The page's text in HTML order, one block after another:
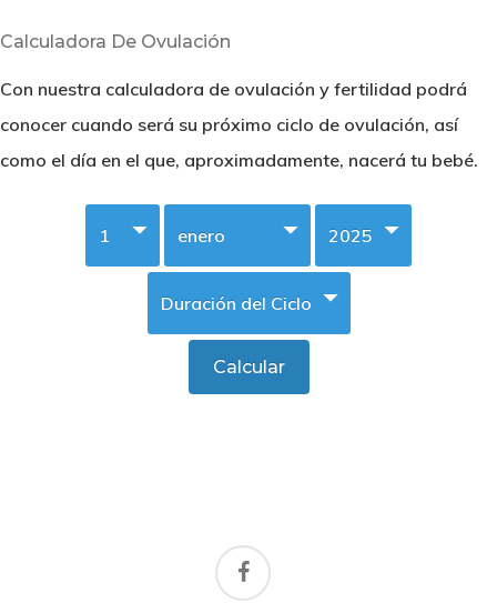
Calculadora De Ovulación
Con nuestra calculadora de ovulación y fertilidad podrá
conocer cuando será su próximo ciclo de ovulación, así
como el día en el que, aproximadamente, nacerá tu bebé.
facebook